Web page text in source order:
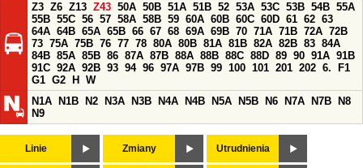
Z3 Z6 Z13 Z43 50A 50B 51A 51B 52 53A 53C 53B 54B 55A
55B 55C 56 57 58A 58B 59 60A 60B 60C 60D 61 62 63
64A 64B 65A 65B 66 67 68 69A 69B 70 71A 71B 72A 72B
73 75A 75B 76 77 78 80A 80B 81A 81B 82A 82B 83 84A
84B 85A 85B 86 87A 87B 88A 88B 88C 88D 89 90 91A 91B
91C 92A 92B 93 94 96 97A 97B 99 100 101 201 202 6.
F1
G1 G2 H
W
N1A
N1B N2 N3A N3B N4A N4B N5A N5B N6 N7A N7B
N8
N9
Linie Zmiany Utrudnienia